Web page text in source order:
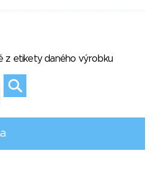
z etikety daného výrobku